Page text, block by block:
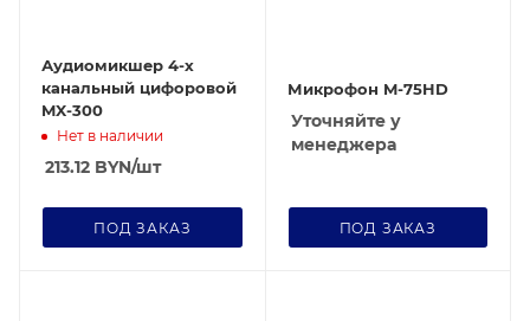
Аудиомикшер 4-х
канальный цифоровой
MX-300
Нет в наличии
213.12 BYN/шт
ПОД ЗАКАЗ
Микрофон M-75HD
Уточняйте у
менеджера
ПОД ЗАКАЗ